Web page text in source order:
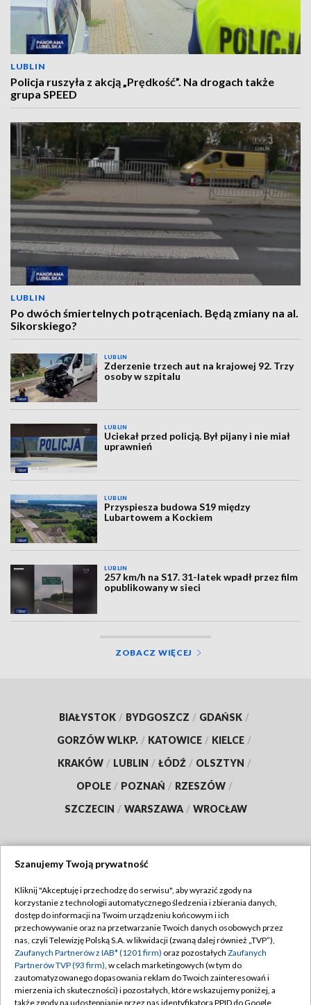
LUBLIN
Policja ruszyła z akcją „Prędkość”. Na drogach także
grupa SPEED
LUBLIN
Po dwóch śmiertelnych potrąceniach. Będą zmiany na al.
Sikorskiego?
LUBLIN
Zderzenie trzech aut na krajowej 92. Trzy
osoby w szpitalu
LUBLIN
Uciekał przed policją. Był pijany i nie miał
uprawnień
LUBLIN
Przyspiesza budowa S19 między
Lubartowem a Kockiem
LUBLIN
257 km/h na S17. 31-latek wpadł przez film
opublikowany w sieci
ZOBACZ WIĘCEJ
BIAŁYSTOK / BYDGOSZCZ / GDAŃSK /
GORZÓW WLKP. / KATOWICE / KIELCE /
KRAKÓW / LUBLIN / ŁÓDŹ / OLSZTYN /
OPOLE / POZNAŃ / RZESZÓW /
SZCZECIN / WARSZAWA / WROCŁAW
TVP
Abonament TVP
Emisja w TVP
Centrum informacji TVP
Naziemna Telewizja Cyfrowa
Regulamin TVP
Polityka prywatności
Moje zgody
Pomoc
Szanujemy Twoją prywatność
Kliknij "Akceptuję i przechodzę do serwisu", aby wyrazić zgody na
korzystanie z technologii automatycznego śledzenia i zbierania danych,
dostęp do informacji na Twoim urządzeniu końcowym i ich
przechowywanie oraz na przetwarzanie Twoich danych osobowych przez
nas, czyli Telewizję Polską S.A. w likwidacji (zwaną dalej również „TVP”),
Zaufanych Partnerów z IAB* (1201 firm) oraz pozostałych Zaufanych
Partnerów TVP (93 firm), w celach marketingowych (w tym do
zautomatyzowanego dopasowania reklam do Twoich zainteresowań i
mierzenia ich skuteczności) i pozostałych, które wskazujemy poniżej, a
także zgody na udostępnianie przez nas identyfikatora PPID do Google.